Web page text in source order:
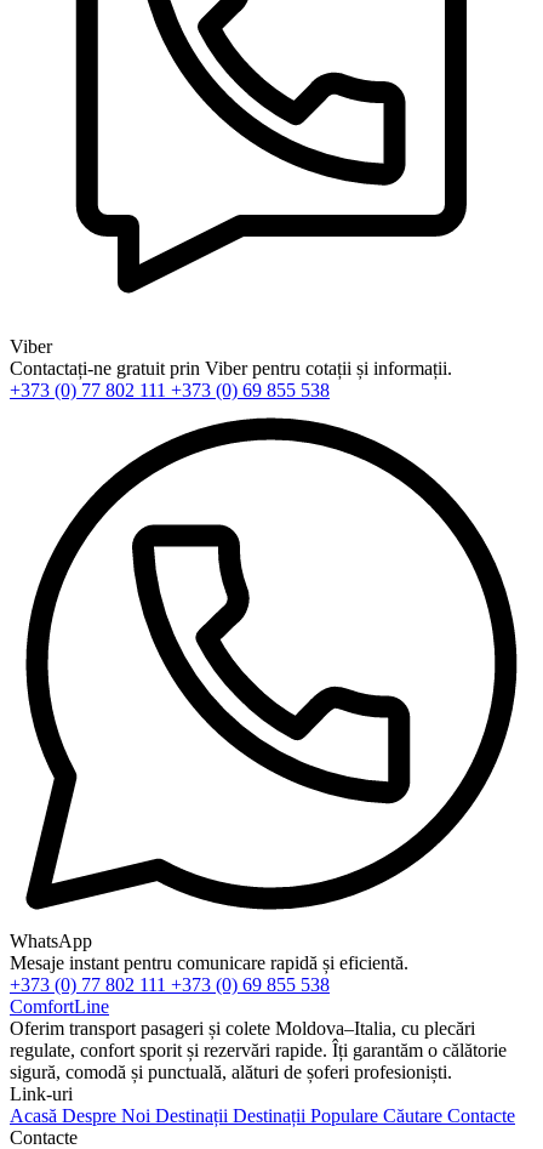
Viber
Contactați-ne gratuit prin Viber pentru cotații și informații.
+373 (0) 77 802 111 +373 (0) 69 855 538
WhatsApp
Mesaje instant pentru comunicare rapidă și eficientă.
+373 (0) 77 802 111 +373 (0) 69 855 538
ComfortLine
Oferim transport pasageri și colete Moldova–Italia, cu plecări
regulate, confort sporit și rezervări rapide. Îți garantăm o călătorie
sigură, comodă și punctuală, alături de șoferi profesioniști.
Link-uri
Acasă Despre Noi Destinații Destinații Populare Căutare Contacte
Contacte